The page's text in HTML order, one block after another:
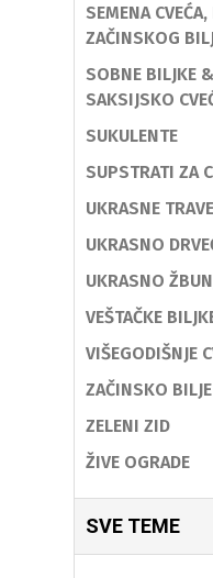
SEMENA
ZAČINSKOG
SOBNE BILJKE
SAKSIJSKO
SUKULENTE
SUPSTRATI ZA
UKRASNE
UKRASNO
UKRASNO
VEŠTAČKE
VIŠEGODIŠNJE
ZAČINSKO BILJE
ZELENI ZID
ŽIVE OGRADE
SVE TEME